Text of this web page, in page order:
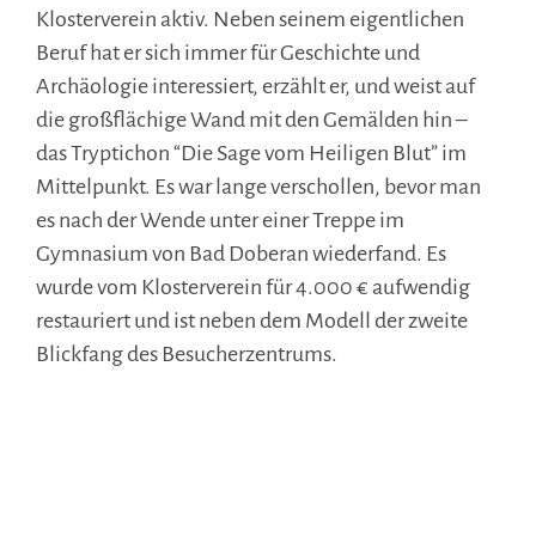
Klosterverein aktiv. Neben seinem eigentlichen
Beruf hat er sich immer für Geschichte und
Archäologie interessiert, erzählt er, und weist auf
die großflächige Wand mit den Gemälden hin –
das Tryptichon “Die Sage vom Heiligen Blut” im
Mittelpunkt. Es war lange verschollen, bevor man
es nach der Wende unter einer Treppe im
Gymnasium von Bad Doberan wiederfand. Es
wurde vom Klosterverein für 4.000 € aufwendig
restauriert und ist neben dem Modell der zweite
Blickfang des Besucherzentrums.